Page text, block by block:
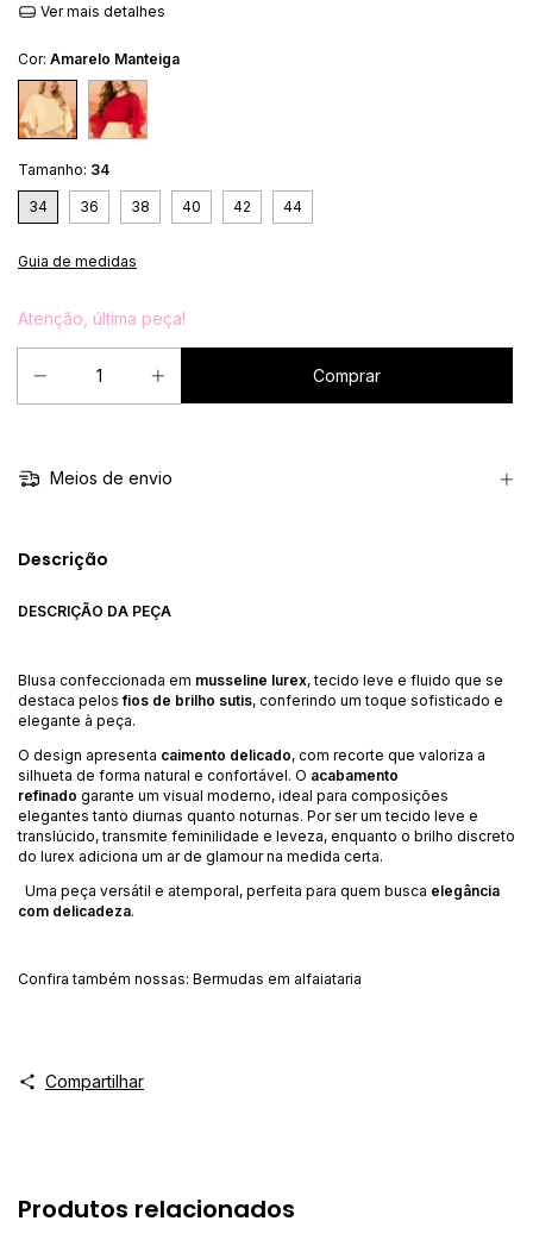
Ver mais detalhes
Cor: Amarelo Manteiga
Tamanho: 34
34 36 38 40 42 44
Guia de medidas
Atenção, última peça!
Meios de envio
Descrição
DESCRIÇÃO DA PEÇA
Blusa confeccionada em musseline lurex, tecido leve e fluido que se
destaca pelosfios de brilho sutis, conferindo um toque sofisticado e
elegante à peça.
O design apresenta caimento delicado, com recorte que valoriza a
silhueta de forma natural e confortável. O acabamento
refinado garante um visual moderno, ideal para composições
elegantes tanto diurnas quanto noturnas. Por ser um tecido leve e
translúcido, transmite feminilidade e leveza, enquanto o brilho discreto
do lurex adiciona um ar de glamour na medida certa.
Uma peça versátil e atemporal, perfeita para quem busca elegância
com delicadeza.
Confira também nossas: Bermudas em alfaiataria
Compartilhar
Produtos relacionados